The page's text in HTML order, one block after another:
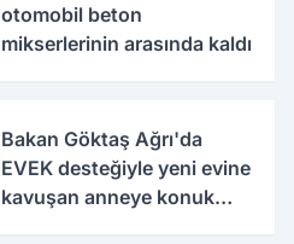
otomobil beton
mikserlerinin arasında kaldı
Bakan Göktaş Ağrı'da
EVEK desteğiyle yeni evine
kavuşan anneye konuk